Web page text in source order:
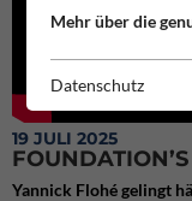
19 JULI 2025
Yannick Flohé gelingt
Mehr über die
Datenschutz